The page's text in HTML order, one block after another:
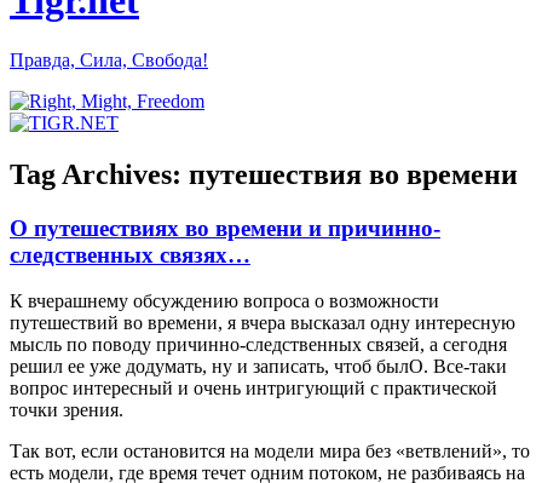
Правда, Сила, Свобода!
Tag Archives: путешествия во времени
О путешествиях во времени и причинно-
следственных связях…
К вчерашнему обсуждению вопроса о возможности
путешествий во времени, я вчера высказал одну интересную
мысль по поводу причинно-следственных связей, а сегодня
решил ее уже додумать, ну и записать, чтоб былО. Все-таки
вопрос интересный и очень интригующий с практической
точки зрения.
Так вот, если остановится на модели мира без «ветвлений», то
есть модели, где время течет одним потоком, не разбиваясь на